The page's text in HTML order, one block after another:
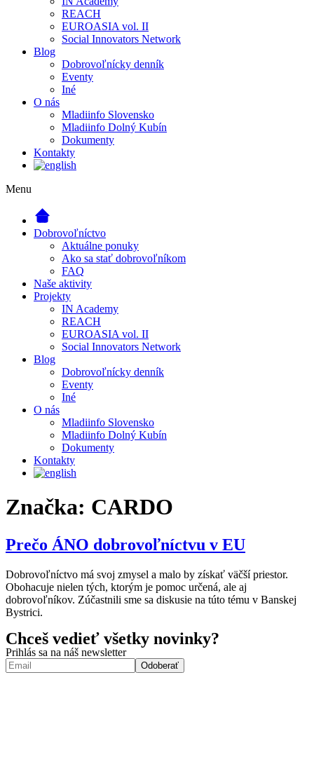
REACH
EUROASIA vol. II
Social Innovators Network
Blog
Dobrovoľnícky denník
Eventy
Iné
O nás
Mladiinfo Slovensko
Mladiinfo Dolný Kubín
Dokumenty
Kontakty
Menu
Dobrovoľníctvo
Aktuálne ponuky
Ako sa stať dobrovoľníkom
FAQ
Naše aktivity
Projekty
IN Academy
REACH
EUROASIA vol. II
Social Innovators Network
Blog
Dobrovoľnícky denník
Eventy
Iné
O nás
Mladiinfo Slovensko
Mladiinfo Dolný Kubín
Dokumenty
Kontakty
Značka: CARDO
Prečo ÁNO dobrovoľníctvu v EU
Dobrovoľníctvo má svoj zmysel a malo by získať väčší priestor.
Obohacuje nielen tých, ktorým je pomoc určená, ale aj
dobrovoľníkov. Zúčastnili sme sa diskusie na túto tému v Banskej
Bystrici.
Chceš vedieť všetky novinky?
Prihlás sa na náš newsletter